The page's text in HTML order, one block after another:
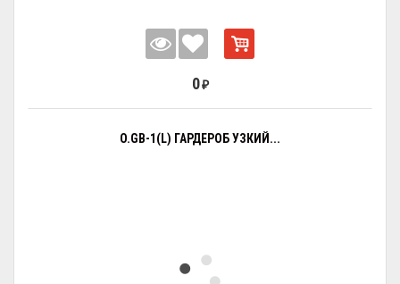
0 ₽
O.GB-1(L) ГАРДЕРОБ УЗКИЙ...